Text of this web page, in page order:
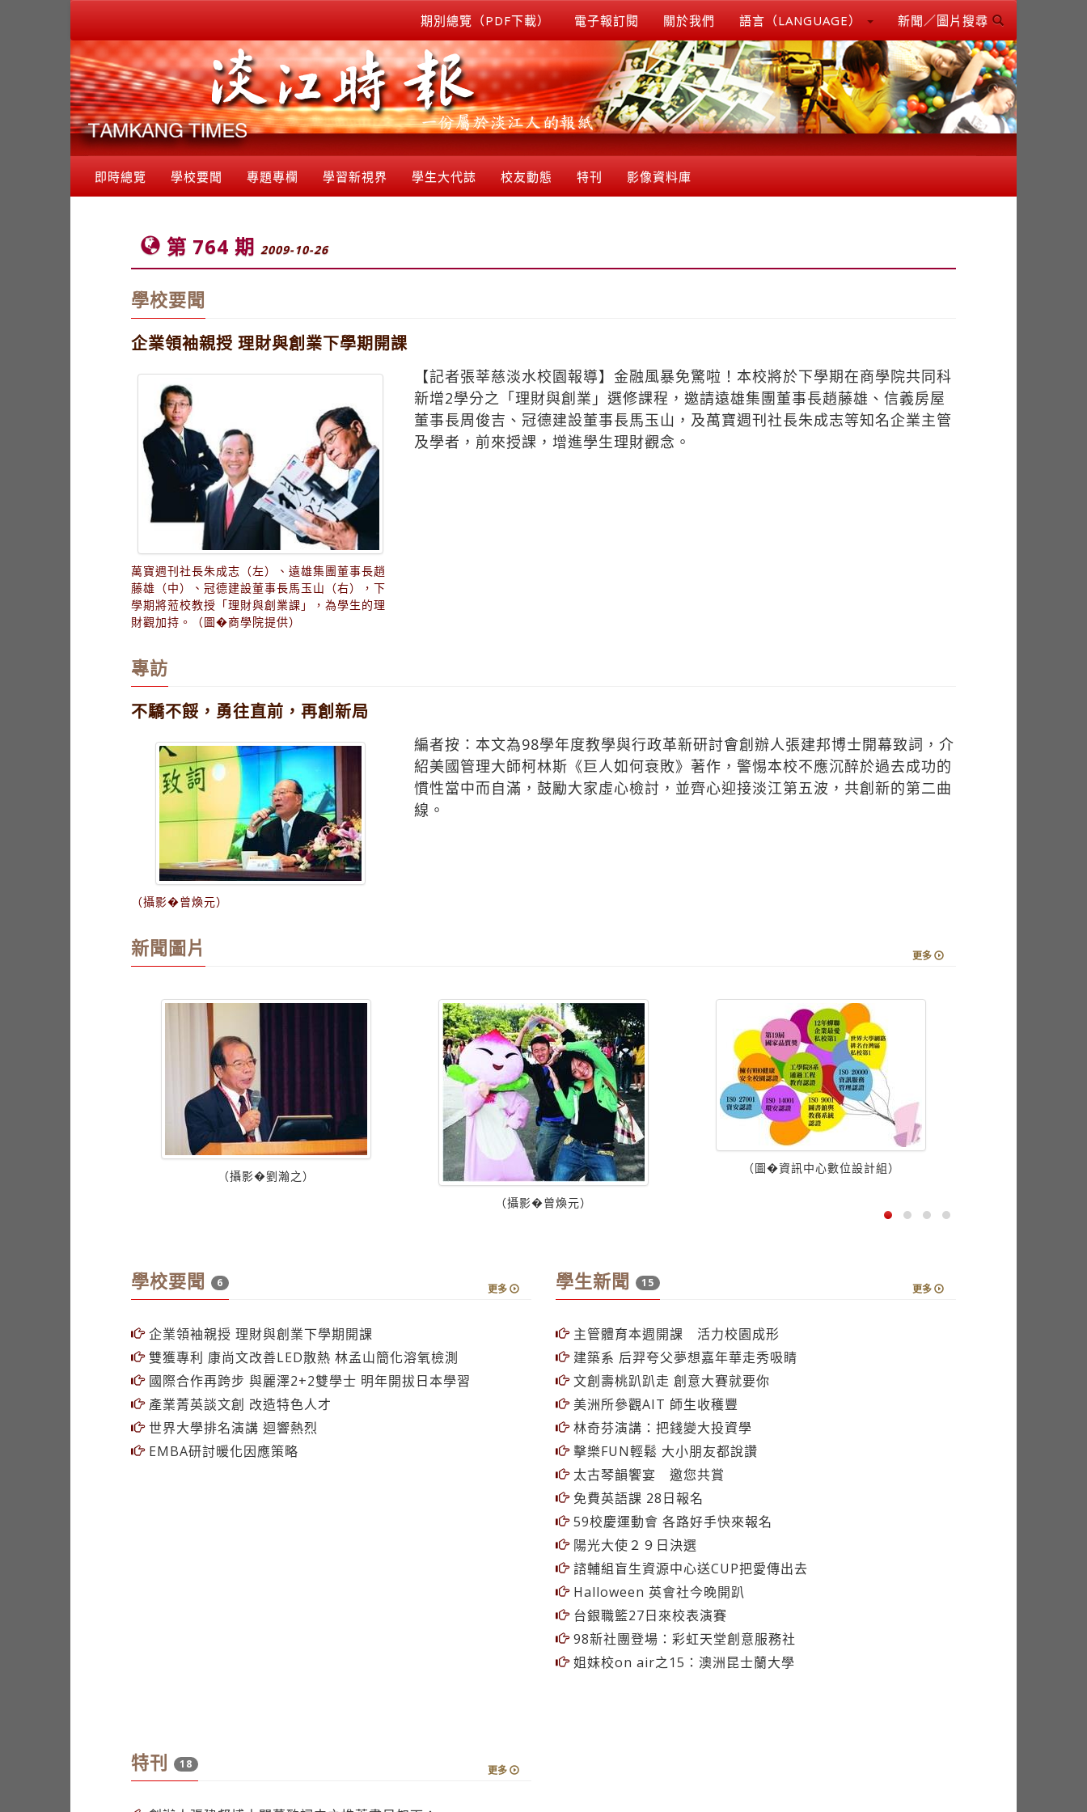
期別總覽（PDF下載） 電子報訂閱 關於我們 語言（LANGUAGE） 新聞／圖片搜尋
即時總覽 學校要聞 專題專欄 學習新視界 學生大代誌 校友動態 特刊 影像資料庫
第 764 期 2009-10-26
學校要聞
企業領袖親授 理財與創業下學期開課
萬寶週刊社長朱成志（左）、遠雄集團董事長趙
藤雄（中）、冠德建設董事長馬玉山（右），下
學期將蒞校教授「理財與創業課」，為學生的理
財觀加持。（圖�商學院提供）
【記者張莘慈淡水校園報導】金融風暴免驚啦！本校將於下學期在商學院共同科
新增2學分之「理財與創業」選修課程，邀請遠雄集團董事長趙藤雄、信義房屋
董事長周俊吉、冠德建設董事長馬玉山，及萬寶週刊社長朱成志等知名企業主管
及學者，前來授課，增進學生理財觀念。
專訪
不驕不餒，勇往直前，再創新局
（攝影�曾煥元）
編者按：本文為98學年度教學與行政革新研討會創辦人張建邦博士開幕致詞，介
紹美國管理大師柯林斯《巨人如何衰敗》著作，警惕本校不應沉醉於過去成功的
慣性當中而自滿，鼓勵大家虛心檢討，並齊心迎接淡江第五波，共創新的第二曲
線。
新聞圖片 更多
（攝影�劉瀚之）
（攝影�曾煥元）
（圖�資訊中心數位設計組）
學校要聞 6 更多
企業領袖親授 理財與創業下學期開課
雙獲專利 康尚文改善LED散熱 林孟山簡化溶氧檢測
國際合作再跨步 與麗澤2+2雙學士 明年開拔日本學習
產業菁英談文創 改造特色人才
世界大學排名演講 迴響熱烈
EMBA研討暖化因應策略
學生新聞 15 更多
主管體育本週開課 活力校園成形
建築系 后羿夸父夢想嘉年華走秀吸睛
文創壽桃趴趴走 創意大賽就要你
美洲所參觀AIT 師生收穫豐
林奇芬演講：把錢變大投資學
擊樂FUN輕鬆 大小朋友都說讚
太古琴韻饗宴 邀您共賞
免費英語課 28日報名
59校慶運動會 各路好手快來報名
陽光大使２９日決選
諮輔組盲生資源中心送CUP把愛傳出去
Halloween 英會社今晚開趴
台銀職籃27日來校表演賽
98新社團登場：彩虹天堂創意服務社
姐妹校on air之15：澳洲昆士蘭大學
特刊 18 更多